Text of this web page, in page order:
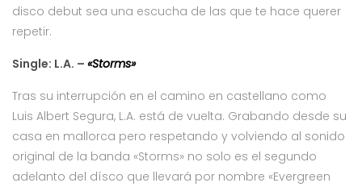
disco debut sea una escucha de las que te hace querer
repetir.
Single: L.A. – «Storms»
Tras su interrupción en el camino en castellano como
Luis Albert Segura, L.A. está de vuelta. Grabando desde su
casa en mallorca pero respetando y volviendo al sonido
original de la banda «Storms» no solo es el segundo
adelanto del dísco que llevará por nombre «Evergreen